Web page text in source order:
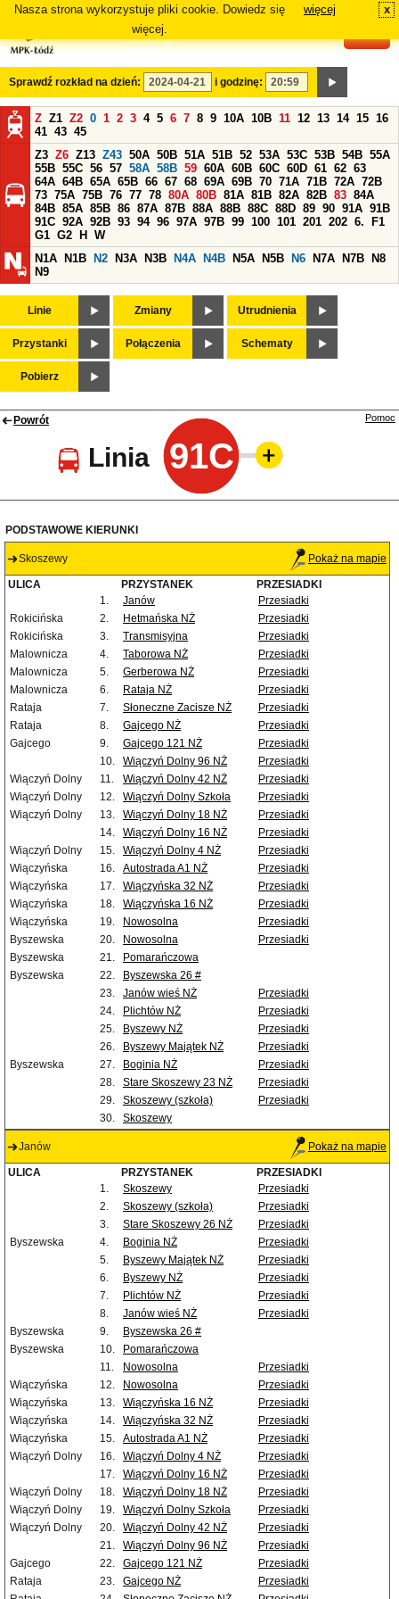
Nasza strona wykorzystuje pliki cookie. Dowiedz się
więcej.
więcej x
Sprawdź rozkład na dzień: i godzinę:
Z Z1 Z2 0 1 2 3 4 5 6 7 8 9 10A 10B 11 12 13 14 15 16
41 43 45
Z3 Z6 Z13 Z43 50A 50B 51A 51B 52 53A 53C 53B 54B 55A
55B 55C 56 57 58A 58B 59 60A 60B 60C 60D 61 62 63
64A 64B 65A 65B 66 67 68 69A 69B 70 71A 71B 72A 72B
73 75A 75B 76 77 78 80A 80B 81A 81B 82A 82B 83 84A
84B 85A 85B 86 87A 87B 88A 88B 88C 88D 89 90 91A 91B
91C 92A 92B 93 94 96 97A 97B 99 100 101 201 202 6.
F1
G1 G2 H
W
N1A
N1B N2 N3A N3B N4A N4B N5A N5B N6 N7A N7B
N8
N9
Linie Zmiany Utrudnienia
Przystanki Połączenia Schematy
Pobierz
Powrót
Linia 91C
Pomoc
PODSTAWOWE KIERUNKI
Skoszewy Pokaż na mapie
ULICA PRZYSTANEK
PRZESIADKI
1.
Janów
Przesiadki
Rokicińska
2. Hetmańska NŻ
Przesiadki
Rokicińska
3. Transmisyjna
Przesiadki
Malownicza
4. Taborowa NŻ
Przesiadki
Malownicza
5. Gerberowa NŻ
Przesiadki
Malownicza
6. Rataja NŻ
Przesiadki
Rataja
7. Słoneczne Zacisze NŻ
Przesiadki
Rataja
8. Gajcego NŻ
Przesiadki
Gajcego
9. Gajcego 121 NŻ
Przesiadki
10.
Wiączyń Dolny 96 NŻ
Przesiadki
Wiączyń Dolny
11. Wiączyń Dolny 42 NŻ
Przesiadki
Wiączyń Dolny
12. Wiączyń Dolny Szkoła
Przesiadki
Wiączyń Dolny
13. Wiączyń Dolny 18 NŻ
Przesiadki
14.
Wiączyń Dolny 16 NŻ
Przesiadki
Wiączyń Dolny
15. Wiączyń Dolny 4 NŻ
Przesiadki
Wiączyńska
16. Autostrada A1 NŻ
Przesiadki
Wiączyńska
17. Wiączyńska 32 NŻ
Przesiadki
Wiączyńska
18. Wiączyńska 16 NŻ
Przesiadki
Wiączyńska
19. Nowosolna
Przesiadki
Byszewska
20. Nowosolna
Przesiadki
Byszewska
21.
Pomarańczowa
Byszewska
22.
Byszewska 26 #
23.
Janów wieś NŻ
Przesiadki
24.
Plichtów NŻ
Przesiadki
25.
Byszewy NŻ
Przesiadki
26.
Byszewy Majątek NŻ
Przesiadki
Byszewska
27. Boginia NŻ
Przesiadki
28.
Stare Skoszewy 23 NŻ
Przesiadki
29.
Skoszewy (szkoła)
Przesiadki
30.
Skoszewy
Janów Pokaż na mapie
ULICA PRZYSTANEK
PRZESIADKI
1.
Skoszewy
Przesiadki
2.
Skoszewy (szkoła)
Przesiadki
3.
Stare Skoszewy 26 NŻ
Przesiadki
Byszewska
4. Boginia NŻ
Przesiadki
5.
Byszewy Majątek NŻ
Przesiadki
6.
Byszewy NŻ
Przesiadki
7.
Plichtów NŻ
Przesiadki
8.
Janów wieś NŻ
Przesiadki
Byszewska
9.
Byszewska 26 #
Byszewska
10.
Pomarańczowa
11.
Nowosolna
Przesiadki
Wiączyńska
12. Nowosolna
Przesiadki
Wiączyńska
13. Wiączyńska 16 NŻ
Przesiadki
Wiączyńska
14. Wiączyńska 32 NŻ
Przesiadki
Wiączyńska
15. Autostrada A1 NŻ
Przesiadki
Wiączyń Dolny
16. Wiączyń Dolny 4 NŻ
Przesiadki
17.
Wiączyń Dolny 16 NŻ
Przesiadki
Wiączyń Dolny
18. Wiączyń Dolny 18 NŻ
Przesiadki
Wiączyń Dolny
19. Wiączyń Dolny Szkoła
Przesiadki
Wiączyń Dolny
20. Wiączyń Dolny 42 NŻ
Przesiadki
21.
Wiączyń Dolny 96 NŻ
Przesiadki
Gajcego
22. Gajcego 121 NŻ
Przesiadki
Rataja
23. Gajcego NŻ
Przesiadki